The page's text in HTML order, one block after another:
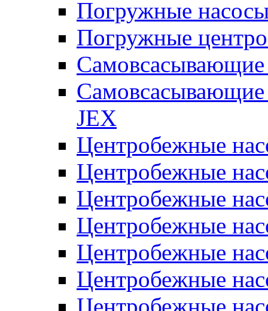
Погружные
Погружные
Самовсасывающие
Самовсасывающие
JEX
Центробежные
Центробежные
Центробежные
Центробежные
Центробежные
Центробежные
Центробежные